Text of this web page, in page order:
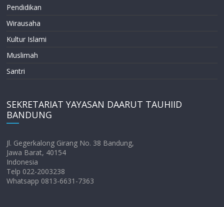
Pendidikan
Wirausaha
Kultur Islami
Muslimah
Santri
SEKRETARIAT YAYASAN DAARUT TAUHIID
BANDUNG
Jl. Gegerkalong Girang No. 38 Bandung,
Jawa Barat, 40154
Indonesia
Telp 022-2003238
Whatsapp 0813-6631-7363